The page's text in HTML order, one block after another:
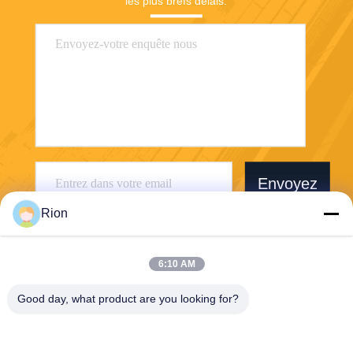
Envoyez
Shenzhen Rion Technology Co., Ltd.
Rion
6:10 AM
Good day, what product are you looking for?